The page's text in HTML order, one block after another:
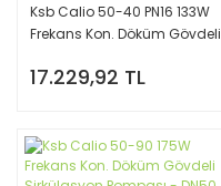
Ksb Calio 50-40 PN16 133W
Frekans Kon. Döküm Gövdeli
FLANŞ Bağlantılı
17.229,92 TL